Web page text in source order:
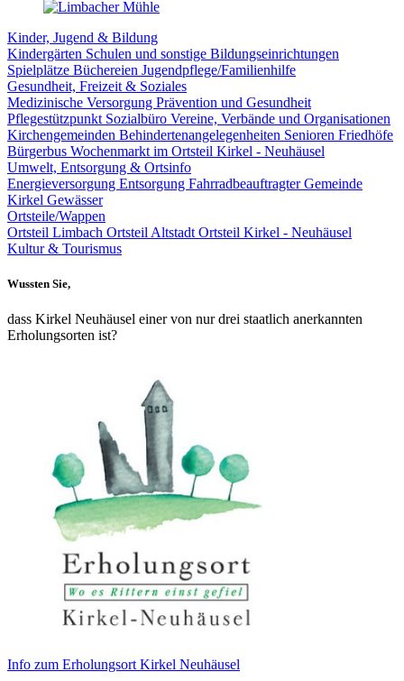
Kinder, Jugend & Bildung
Kindergärten Schulen und sonstige Bildungseinrichtungen
Spielplätze Büchereien Jugendpflege/Familienhilfe
Gesundheit, Freizeit & Soziales
Medizinische Versorgung Prävention und Gesundheit
Pflegestützpunkt Sozialbüro Vereine, Verbände und Organisationen
Kirchengemeinden Behindertenangelegenheiten Senioren Friedhöfe
Bürgerbus Wochenmarkt im Ortsteil Kirkel - Neuhäusel
Umwelt, Entsorgung & Ortsinfo
Energieversorgung Entsorgung Fahrradbeauftragter Gemeinde
Kirkel Gewässer
Ortsteile/Wappen
Ortsteil Limbach Ortsteil Altstadt Ortsteil Kirkel - Neuhäusel
Kultur & Tourismus
Wussten Sie,
dass Kirkel Neuhäusel einer von nur drei staatlich anerkannten
Erholungsorten ist?
Info zum Erholungsort Kirkel Neuhäusel